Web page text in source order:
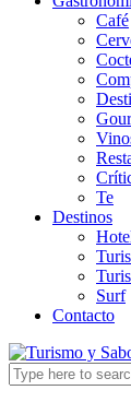
Café
Te
Destinos
Surf
Contacto